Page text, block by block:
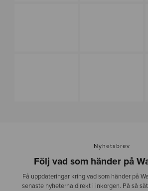
Nyhetsbrev
Följ vad som händer på
Få uppdateringar kring vad som händer på
senaste nyheterna direkt i inkorgen. På så